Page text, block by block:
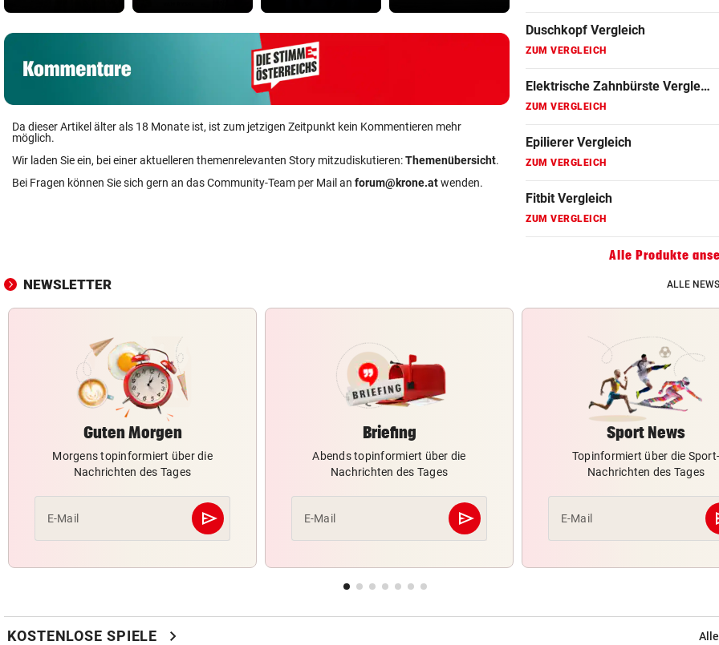
Da dieser Artikel älter als 18 Monate ist, ist zum jetzigen Zeitpunkt kein Kommentieren mehr
möglich.
Wir laden Sie ein, bei einer aktuelleren themenrelevanten Story mitzudiskutieren:Themenübersicht.
Bei Fragen können Sie sich gern an das Community-Team per Mail an forum@krone.atwenden.
Gin Vergleich
Johanniskraut Vergleich
Kokosöl Vergleich
Alle Produkte
NEWSLETTER ALLE
Guten Morgen
Morgens topinformiert über die
Nachrichten des Tages
E-Mail send
Abschicken
Briefing
Abends topinformiert über die
Nachrichten des Tages
E-Mail send
Abschicken
Sport News
Topinformiert über die Sport-
Nachrichten des Tages
E-Mail
KOSTENLOSE SPIELE chevron_right